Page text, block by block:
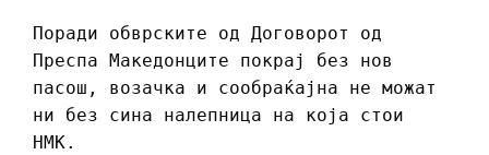
Поради обврските од Договорот од
Преспа Македонците покрај без нов
пасош, возачка и сообраќајна не можат
ни без сина налепница на која стои
НМК.